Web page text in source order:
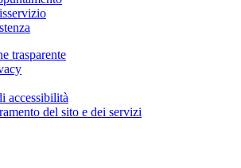
trasparente
accessibilità
del sito e dei servizi